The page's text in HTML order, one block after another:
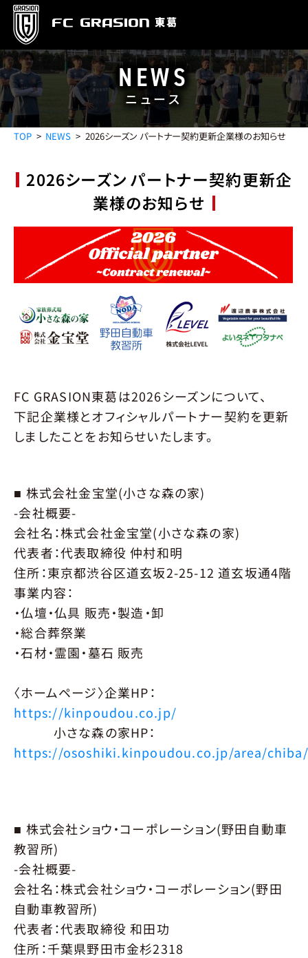
FC GRASION 東葛
PROFILE クラブ紹介
STADIUM スタジアム
グラウンド クラブハウス
TEAM チーム
GK DF MF FW
JOIN 選手募集
概要 要項 エントリー
環境 育成 指導クラス
入会につい
料金･開催時間
会場
概要 要項 エントリー
MATCH 試合情報
PARTNER
パートナー一覧
NEWS ニュース
CONTACT お問合せ
NEWS
ニュース
TOP NEWS 2026シーズン パートナー契約更新企業様のお知らせ
2026シーズン パートナー契約更新企
業様のお知らせ
FC GRASION東葛は2026シーズンについて、
下記企業様とオフィシャルパートナー契約を更新
しましたことをお知らせいたします。
■ 株式会社金宝堂(小さな森の家)
-会社概要-
会社名：株式会社金宝堂(小さな森の家)
代表者：代表取締役 仲村和明
住所：東京都渋谷区道玄坂2-25-12 道玄坂通4階
事業内容：
・仏壇・仏具 販売・製造・卸
・総合葬祭業
・石材・霊園・墓石 販売
〈ホームページ〉企業HP：
https://kinpoudou.co.jp/
小さな森の家HP：
https://ososhiki.kinpoudou.co.jp/area/
■ 株式会社ショウ・コーポレーション(野田自動車
教習所)
-会社概要-
会社名：株式会社ショウ・コーポレーション(野田
自動車教習所)
代表者：代表取締役 和田功
住所：千葉県野田市金杉2318